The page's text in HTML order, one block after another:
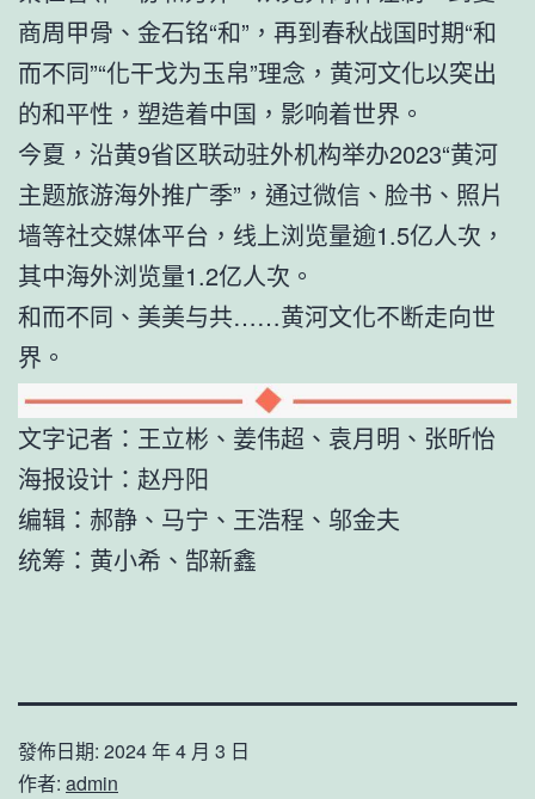
商周甲骨、金石铭“和”，再到春秋战国时期“和
而不同”“化干戈为玉帛”理念，黄河文化以突出
的和平性，塑造着中国，影响着世界。
今夏，沿黄9省区联动驻外机构举办2023“黄河
主题旅游海外推广季”，通过微信、脸书、照片
墙等社交媒体平台，线上浏览量逾1.5亿人次，
其中海外浏览量1.2亿人次。
和而不同、美美与共……黄河文化不断走向世
界。
文字记者：王立彬、姜伟超、袁月明、张昕怡
海报设计：赵丹阳
编辑：郝静、马宁、王浩程、邬金夫
统筹：黄小希、郜新鑫
發佈日期: 2024 年 4 月 3 日
作者: admin